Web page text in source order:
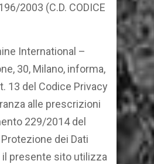
2003 (C.D. CODICE
International –
30, Milano, informa,
13 del Codice Privacy
alle prescrizioni
229/2014 del
dei Dati
il presente sito utilizza